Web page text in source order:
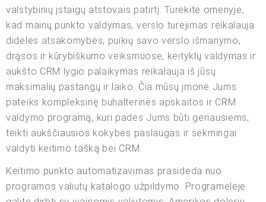
valstybinių įstaigų atstovais patirtį. Turėkite omenyje,
kad mainų punkto valdymas, verslo turėjimas reikalauja
didelės atsakomybės, puikių savo verslo išmanymo,
drąsos ir kūrybiškumo veiksmuose, keityklų valdymas ir
aukšto CRM lygio palaikymas reikalauja iš jūsų
maksimalių pastangų ir laiko. Čia mūsų įmonė Jums
pateiks kompleksinę buhalterinės apskaitos ir CRM
valdymo programą, kuri padės Jums būti geriausiems,
teikti aukščiausios kokybės paslaugas ir sėkmingai
valdyti keitimo tašką bei CRM.
Keitimo punkto automatizavimas prasideda nuo
programos valiutų katalogo užpildymo. Programėlėje